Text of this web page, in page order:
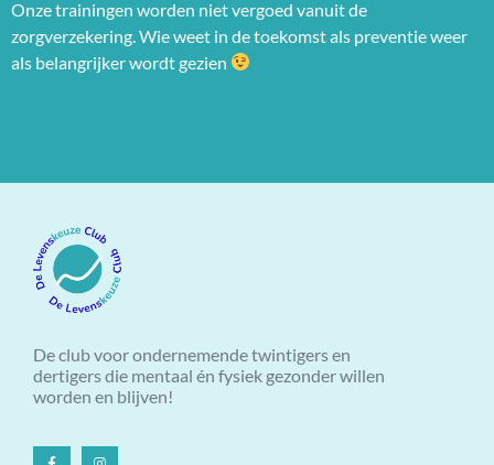
Onze trainingen worden niet vergoed vanuit de
zorgverzekering. Wie weet in de toekomst als preventie weer
als belangrijker wordt gezien
De club voor ondernemende twintigers en
dertigers die mentaal én fysiek gezonder willen
worden en blijven!